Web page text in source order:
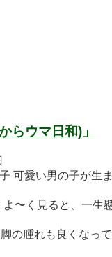
らウマ日和)」
可愛い男の子が生
〜く見ると、一
の腫れも良くな